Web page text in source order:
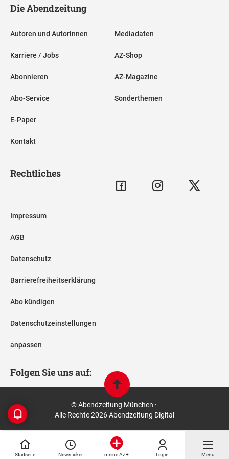
Startseite Newsticker meine AZ+ Login Menü
Die Abendzeitung
Autoren und Autorinnen
Karriere / Jobs
Abonnieren
Abo-Service
E-Paper
Kontakt
Mediadaten
AZ-Shop
AZ-Magazine
Sonderthemen
Rechtliches
Impressum
AGB
Datenschutz
Barrierefreiheitserklärung
Abo kündigen
Datenschutzeinstellungen
anpassen
Folgen Sie uns auf:
© Abendzeitung München ·
Alle Rechte 2026 Abendzeitung Digital